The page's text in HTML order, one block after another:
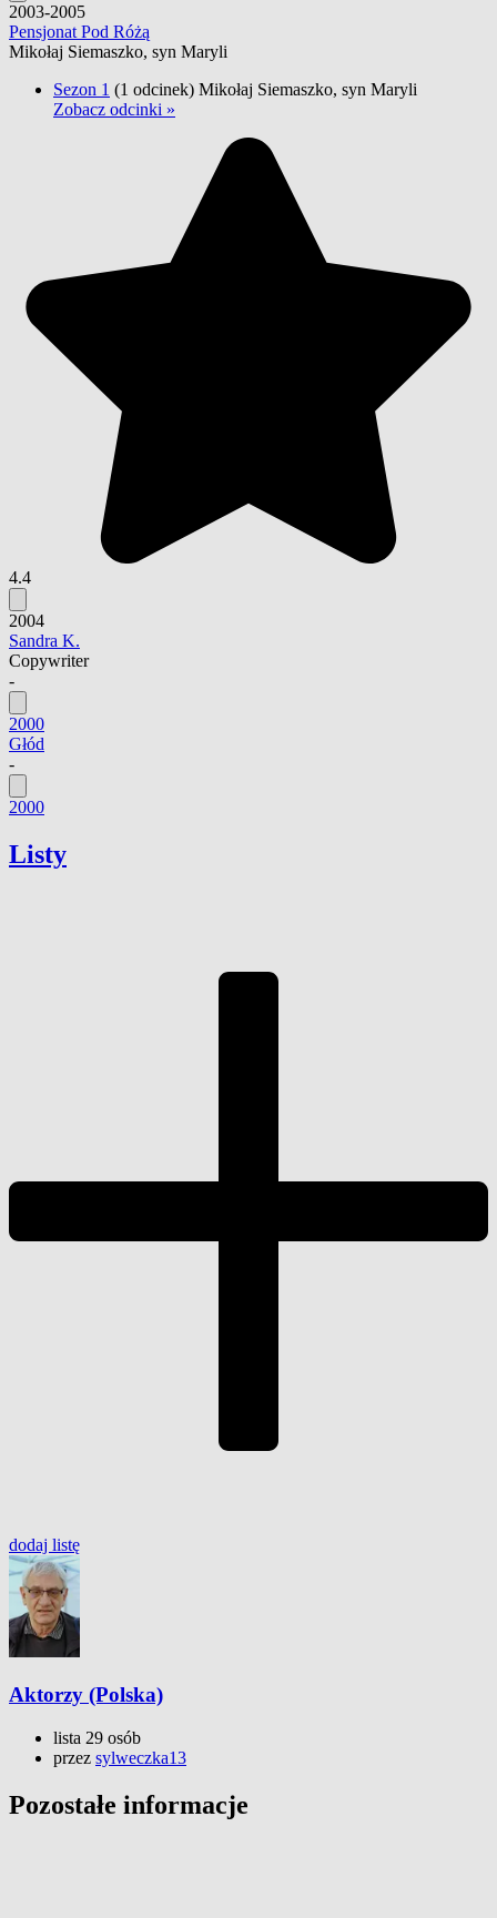
2003-2005
Pensjonat Pod Różą
Mikołaj Siemaszko, syn Maryli
Sezon 1 (1 odcinek) Mikołaj Siemaszko, syn Maryli
Zobacz odcinki »
4.4
2004
Sandra K.
Copywriter
-
2000
Głód
-
2000
Listy
dodaj listę
Aktorzy (Polska)
lista 29 osób
przez sylweczka13
Pozostałe informacje